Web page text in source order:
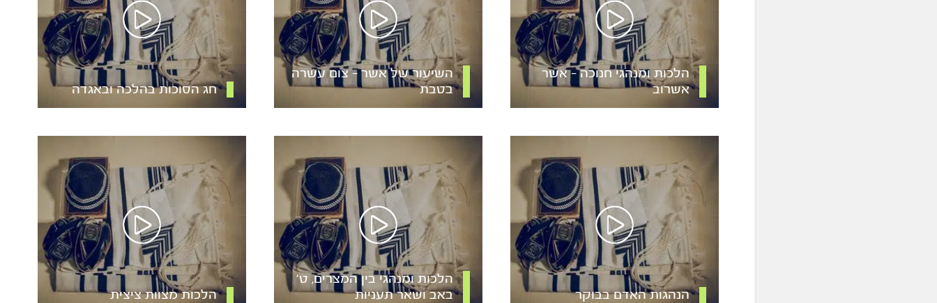
הלכות ומנהגי חנוכה – אשר
אשרוב
השיעור של אשר – צום עשרה
בטבת
חג הסוכות בהלכה ובאגדה
הנהגות האדם בבוקר
הלכות ומנהגי בין המצרים, ט’
באב ושאר תעניות
הלכות מצוות ציצית